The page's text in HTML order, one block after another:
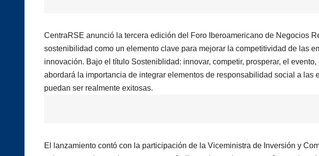
CentraRSE anunció la tercera edición del Foro Iberoamericano de Negocios
sostenibilidad como un elemento clave para mejorar la competitividad de las
innovación. Bajo el título Sosteniblidad: innovar, competir, prosperar, el
abordará la importancia de integrar elementos de responsabilidad social a las
puedan ser realmente exitosas.
El lanzamiento contó con la participación de la Viceministra de Inversión y